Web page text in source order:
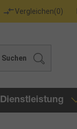
Vergleichen(0)
Suchen
Dienstleistung